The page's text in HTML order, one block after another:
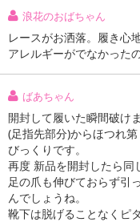
浪花のおばちゃん
レースがお洒落。履き心
アレルギーがでなかった
ばあちゃん
開封して履いた瞬間破け
(足指先部分)からほつれ
びっくりです。
再度 新品を開封したら同
足の爪も伸びておらず引
んでしょうね。
靴下は脱げることなくピ